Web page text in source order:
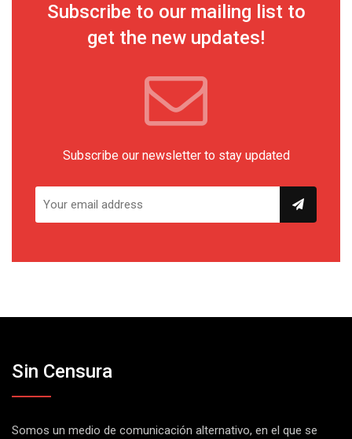
Subscribe to our mailing list to
get the new updates!
Subscribe our newsletter to stay updated
Sin Censura
Somos un medio de comunicación alternativo, en el que se